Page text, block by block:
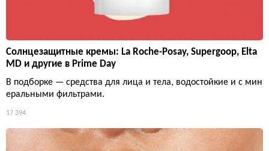
Солнцезащитные кремы: La Roche-Posay, Supergoop, Elta
MD и другие в Prime Day
В подборке — средства для лица и тела, водостойкие и с мин
еральными фильтрами.
17 394